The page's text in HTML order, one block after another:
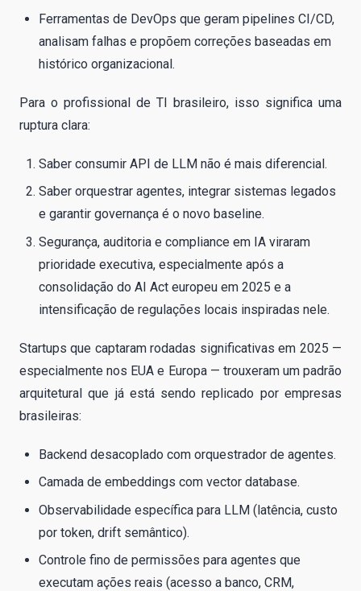
Ferramentas de DevOps que geram pipelines CI/CD,
analisam falhas e propõem correções baseadas em
histórico organizacional.
Para o profissional de TI brasileiro, isso significa uma
ruptura clara:
Saber consumir API de LLM não é mais diferencial.
Saber orquestrar agentes, integrar sistemas legados
e garantir governança é o novo baseline.
Segurança, auditoria e compliance em IA viraram
prioridade executiva, especialmente após a
consolidação do AI Act europeu em 2025 e a
intensificação de regulações locais inspiradas nele.
Startups que captaram rodadas significativas em 2025 —
especialmente nos EUA e Europa — trouxeram um padrão
arquitetural que já está sendo replicado por empresas
brasileiras:
Backend desacoplado com orquestrador de agentes.
Camada de embeddings com vector database.
Observabilidade específica para LLM (latência, custo
por token, drift semântico).
Controle fino de permissões para agentes que
executam ações reais (acesso a banco, CRM,